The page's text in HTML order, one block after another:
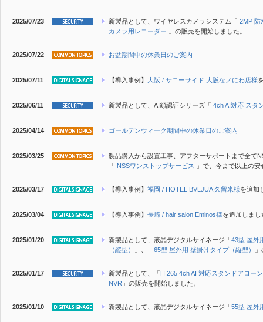
2025/07/23 新製品として、ワイヤレスカメラシステム「 2MP 防
カメラ用レコーダー 」の販売を開始しました。
2025/07/22 お盆期間中の休業日のご案内
2025/07/11 【導入事例】 大阪 / サニーサイド 大阪なノにわ店様
2025/06/11 新製品として、AI顔認証シリーズ「 4ch AI対応 スタ
2025/04/14 ゴールデンウィーク期間中の休業日のご案内
2025/03/25
製品購入から設置工事、アフターサポートまで全て
「 NSSワンストップサービス 」で、今まで以上の
2025/03/17 【導入事例】 福岡 / HOTEL BVLJUA 久留米様を追加
2025/03/04 【導入事例】 長崎 / hair salon Eminos様を追加しまし
2025/01/20 新製品として、液晶デジタルサイネージ「43型 屋外
（縦型）
」、「65型 屋外用 壁掛けタイプ（縦型）
2025/01/17 新製品として、「H.265 4ch AI 対応スタンドアロー
NVR 」の販売を開始しました。
2025/01/10 新製品として、液晶デジタルサイネージ「55型 屋外